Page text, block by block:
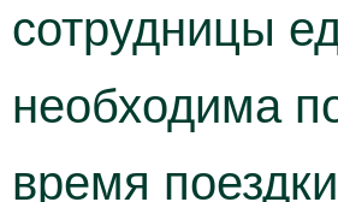
сотрудницы
необходима
время